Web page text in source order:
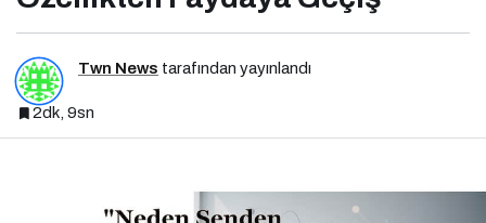
Twn News tarafından yayınlandı
2dk, 9sn